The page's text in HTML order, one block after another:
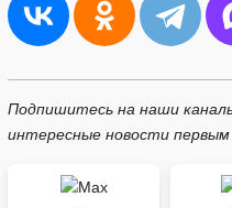
Подпишитесь на наши
интересные новости первым